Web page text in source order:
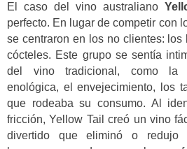
El caso del vino australiano
perfecto. En lugar de competir con
se centraron en los no clientes: los
cócteles. Este grupo se sentía
del vino tradicional, como la
enológica, el envejecimiento, los
que rodeaba su consumo. Al
fricción, Yellow Tail creó un vino
divertido que eliminó o redujo